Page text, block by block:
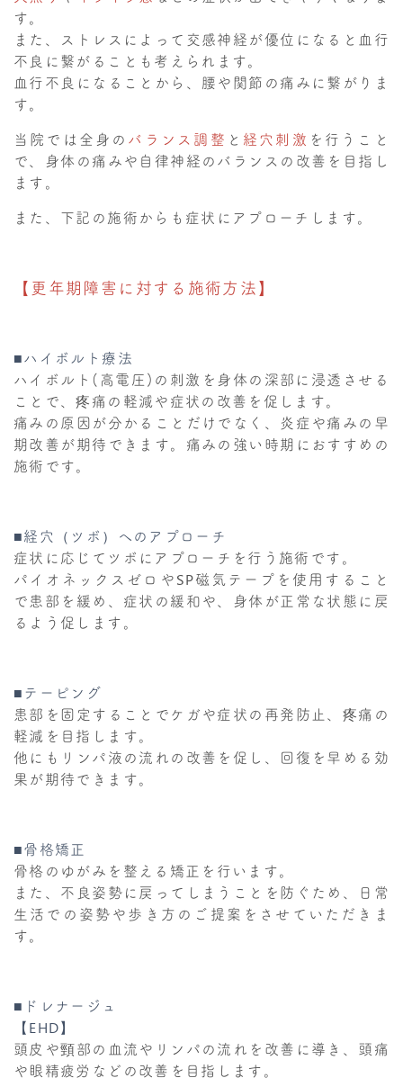
す。
また、ストレスによって交感神経が優位になると血行
不良に繋がることも考えられます。
血行不良になることから、腰や関節の痛みに繋がりま
す。
当院では全身の バランス調整 と 経穴刺激 を行うこと
で、身体の痛みや自律神経のバランスの改善を目指し
ます。
また、下記の施術からも症状にアプローチします。
【更年期障害に対する施術方法】
■ハイボルト療法
ハイボルト(高電圧)の刺激を身体の深部に浸透させる
ことで、疼痛の軽減や症状の改善を促します。
痛みの原因が分かることだけでなく、炎症や痛みの早
期改善が期待できます。痛みの強い時期におすすめの
施術です。
■経穴（ツボ）へのアプローチ
症状に応じてツボにアプローチを行う施術です。
パイオネックスゼロやSP磁気テープを使用すること
で患部を緩め、症状の緩和や、身体が正常な状態に戻
るよう促します。
■テーピング
患部を固定することでケガや症状の再発防止、疼痛の
軽減を目指します。
他にもリンパ液の流れの改善を促し、回復を早める効
果が期待できます。
■骨格矯正
骨格のゆがみを整える矯正を行います。
また、不良姿勢に戻ってしまうことを防ぐため、日常
生活での姿勢や歩き方のご提案をさせていただきま
す。
■ドレナージュ
【EHD】
頭皮や頸部の血流やリンパの流れを改善に導き、頭痛
や眼精疲労などの改善を目指します。